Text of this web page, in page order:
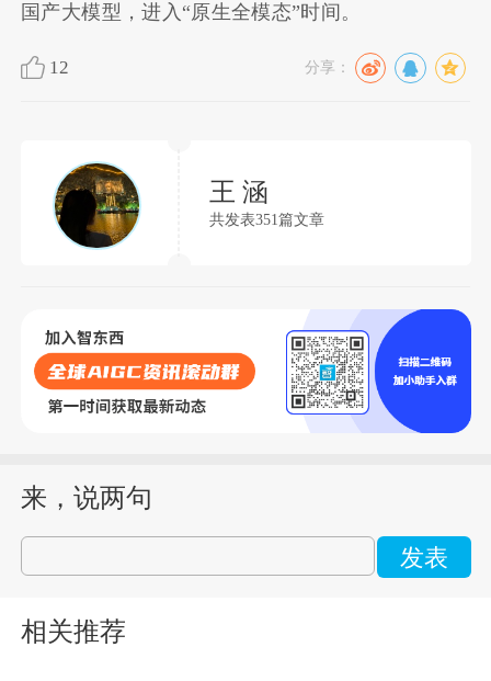
国产大模型，进入“原生全模态”时间。
12 分享：
王 涵
共发表351篇文章
来，说两句
发表
相关推荐